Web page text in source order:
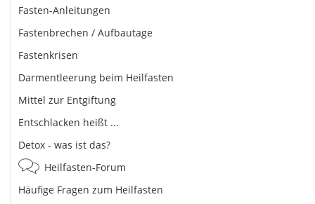
Fasten-Anleitungen
Fastenbrechen / Aufbautage
Fastenkrisen
Darmentleerung beim Heilfasten
Mittel zur Entgiftung
Entschlacken heißt ...
Detox - was ist das?
Heilfasten-Forum
Häufige Fragen zum Heilfasten